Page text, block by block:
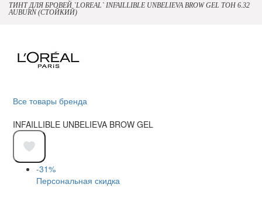
ТИНТ ДЛЯ БРОВЕЙ `LOREAL` INFAILLIBLE UNBELIEVA BROW GEL ТОН 6.32
AUBURN (СТОЙКИЙ)
Все товары бренда
INFAILLIBLE UNBELIEVA BROW GEL
-31%
Персональная скидка